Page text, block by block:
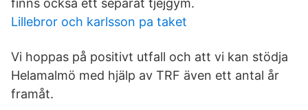
finns också ett separat tjejgym.
Lillebror och karlsson pa taket
Vi hoppas på positivt utfall och att vi kan stödja
Helamalmö med hjälp av TRF även ett antal år
framåt.